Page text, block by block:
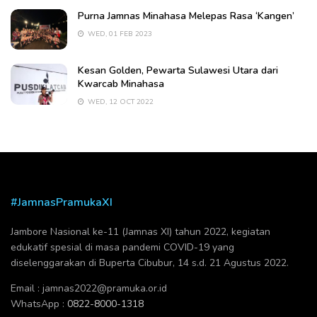
Purna Jamnas Minahasa Melepas Rasa ‘Kangen’
WED, 01 FEB 2023
Kesan Golden, Pewarta Sulawesi Utara dari
Kwarcab Minahasa
WED, 12 OCT 2022
#JamnasPramukaXI
Jambore Nasional ke-11 (Jamnas XI) tahun 2022, kegiatan
edukatif spesial di masa pandemi COVID-19 yang
diselenggarakan di Buperta Cibubur, 14 s.d. 21 Agustus 2022.
Email : jamnas2022@pramuka.or.id
WhatsApp : 0822-8000-1318